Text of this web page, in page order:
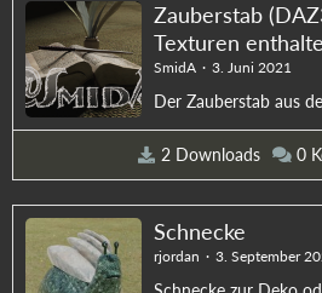
Zauberstab
Texturen
SmidA 3. Juni 2021
Der Zauberstab aus
2 Downloads 0
Schnecke
rjordan 3. September